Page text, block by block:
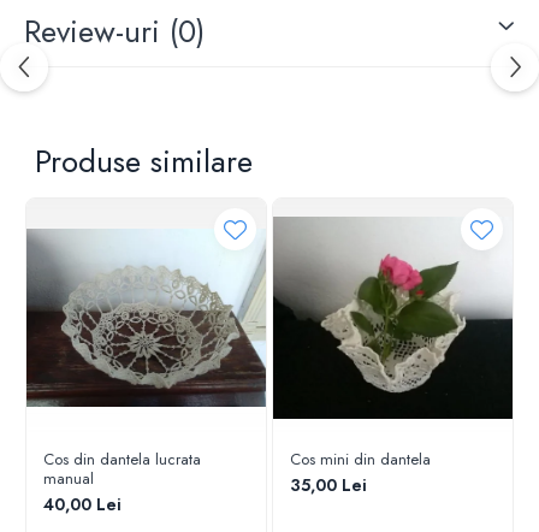
Review-uri (0)
Produse similare
Cos din dantela lucrata
manual
40,00 Lei
Cos mini din dantela
35,00 Lei